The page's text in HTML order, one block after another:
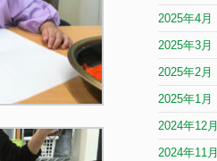
2025年4月
2025年3月
2025年2月
2025年1月
2024年12月
2024年11月